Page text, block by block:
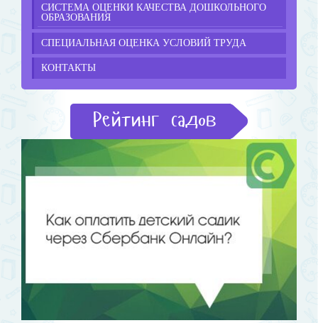
СИСТЕМА ОЦЕНКИ КАЧЕСТВА ДОШКОЛЬНОГО
ОБРАЗОВАНИЯ
СПЕЦИАЛЬНАЯ ОЦЕНКА УСЛОВИЙ ТРУДА
КОНТАКТЫ
Рейтинг садов